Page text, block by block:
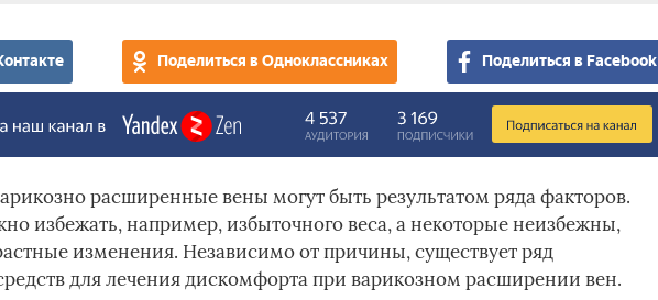
Поделиться в Одноклассниках Поделиться в Facebook
расширенные вены могут быть результатом ряда факторов.
избежать, например, избыточного веса, а некоторые неизбежны,
изменения. Независимо от причины, существует ряд
для лечения дискомфорта при варикозном расширении вен.